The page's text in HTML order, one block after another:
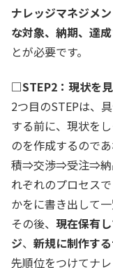
ナレッジマネジメ
な対象、納期、達
とが必要です。
□STEP2：現状を
2つ目のSTEPは、
する前に、現状を
のを作成するのであ
積⇒交渉⇒受注⇒納
れぞれのプロセス
かをに書き出して一
その後、 現在保有
ジ、 新規に制作す
先順位をつけてナ